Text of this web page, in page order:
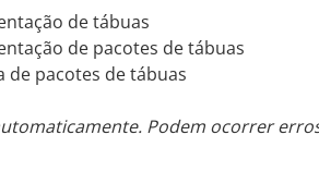
de tábuas
de pacotes de tábuas
pacotes de tábuas
Podem ocorrer